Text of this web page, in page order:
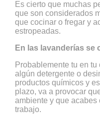
Es cierto que muchas
que son considerados
que cocinar o fregar y
estropeadas.
En las lavanderías se
Probablemente tu en
algún detergente o
productos químicos y
plazo, va a provocar
ambiente y que acabes
trabajo.